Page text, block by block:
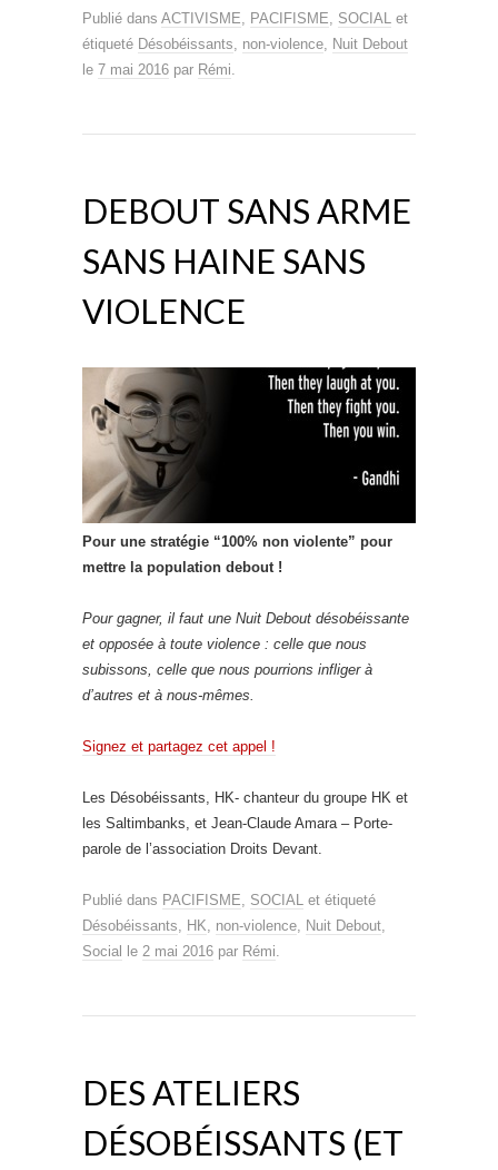
Publié dans ACTIVISME PACIFISME SOCIAL
et
étiqueté Désobéissants non-violence
Nuit Debout
le 7 mai 2016 par Rémi
DEBOUT SANS ARME
SANS HAINE SANS
VIOLENCE
Pour une stratégie “100% non violente” pour
mettre la population debout !
Pour gagner, il faut une Nuit Debout désobéissante
et opposée à toute violence : celle que nous
subissons, celle que nous pourrions infliger à
d’autres et à nous-mêmes.
Signez et partagez cet appel !
Les Désobéissants, HK- chanteur du groupe HK et
les Saltimbanks, et Jean-Claude Amara – Porte-
parole de l’association Droits Devant.
Publié dans PACIFISME SOCIAL
et étiqueté
Désobéissants
HK non-violence Nuit Debout
Social
le 2 mai 2016 par Rémi
DES ATELIERS
DÉSOBÉISSANTS (ET